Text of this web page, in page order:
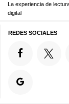
La experiencia de
digital
REDES SOCIALES